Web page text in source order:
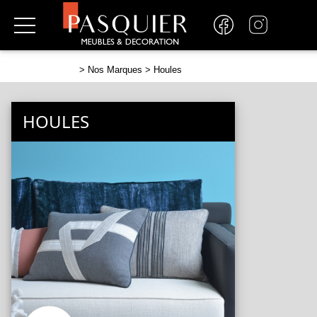
> Nos Marques > Houles
HOULES